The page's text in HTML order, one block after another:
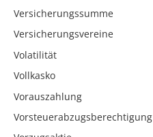
Versicherungssumme
Versicherungsvereine
Volatilität
Vollkasko
Vorauszahlung
Vorsteuerabzugsberechtigung